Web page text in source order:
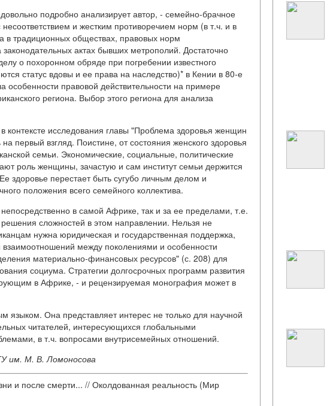
подробно анализирует автор, - семейно-брачное
и жестким противоречием норм (в т.ч. и в
традиционных обществах, правовых норм
актах бывших метрополий. Достаточно
о похоронном обряде при погребении известного
статус вдовы и ее права на наследство)* в Кении в 80-е
особенности правовой действительности на примере
региона. Выбор этого региона для анализа
контексте исследования главы "Проблема здоровья женщин
первый взгляд. Поистине, от состояния женского здоровья
семьи. Экономические, социальные, политические
роль женщины, зачастую и сам институт семьи держится
здоровье перестает быть сугубо личным делом и
положения всего семейного коллектива.
в самой Африке, так и за ее пределами, т.е.
сложностей в этом направлении. Нельзя не
нужна юридическая и государственная поддержка,
между поколениями и особенности
материально-финансовых ресурсов" (с. 208) для
социума. Стратегии долгосрочных программ развития
в Африке, - и рецензируемая монография может в
Она представляет интерес не только для научной
читателей, интересующихся глобальными
в т.ч. вопросами внутрисемейных отношений.
им. М. В. Ломоносова
и после смерти... // Околдованная реальность (Мир